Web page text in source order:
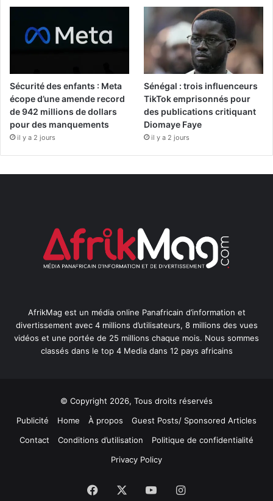
Sécurité des enfants : Meta
écope d’une amende record
de 942 millions de dollars
pour des manquements
il y a 2 jours
Sénégal : trois influenceurs
TikTok emprisonnés pour
des publications critiquant
Diomaye Faye
il y a 2 jours
AfrikMag est un média online Panafricain d’information et
divertissement avec 4 millions d’utilisateurs, 8 millions des vues
vidéos et une portée de 25 millions chaque mois. Nous sommes
classés dans le top 4 Media dans 12 pays africains
© Copyright 2026, Tous droits réservés
Publicité
Home À propos
Guest Posts/ Sponsored Articles
Contact
Conditions d’utilisation
Politique de confidentialité
Privacy Policy
Facebook YouTubeInstagram